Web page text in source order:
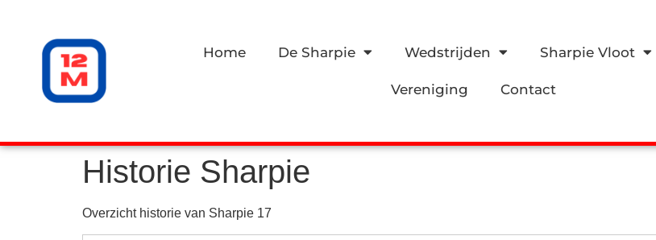
Home De Sharpie Wedstrijden Sharpie Vloot
Vereniging Contact
Historie Sharpie
Overzicht historie van Sharpie 17